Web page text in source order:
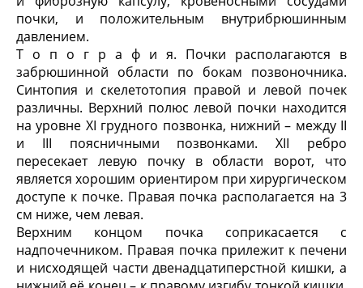
почки, и положительным внутрибрюшинным
давлением.
Т о п о г р а ф и я. Почки располагаются в
забрюшинной области по бокам позвоночника.
Синтопия и скелетотопия правой и левой почек
различны. Верхний полюс левой почки находится
на уровне XI грудного позвонка, нижний – между II
и III поясничными позвонками. XII ребро
пересекает левую почку в области ворот, что
является хорошим ориентиром при хирургическом
доступе к почке. Правая почка располагается на 3
см ниже, чем левая.
Верхним концом почка соприкасается с
надпочечником. Правая почка прилежит к печени
и нисходящей части двенадцатиперстной кишки, а